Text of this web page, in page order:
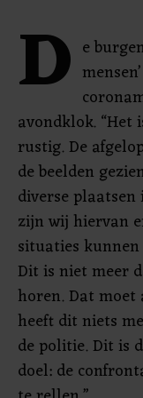
D e
avondklok.
rustig. De
de beelden
diverse
zijn wij hiervan
situaties
Dit is niet meer
horen. Dat
heeft dit niets
de politie. Dit is
doel: de